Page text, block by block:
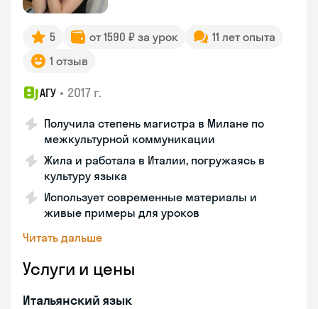
5 от 1590 ₽ за урок
11 лет опыта
1 отзыв
АГУ • 2017 г.
Получила степень магистра в Милане по
межкультурной коммуникации
Жила и работала в Италии, погружаясь в
культуру языка
Использует современные материалы и
живые примеры для уроков
Читать дальше
Услуги и цены
Итальянский язык